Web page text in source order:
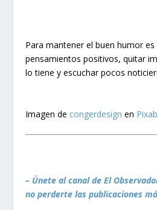
Para mantener el buen humor
pensamientos positivos, quitar
lo tiene y escuchar pocos
Imagen de congerdesign en
– Únete al canal de El
no perderte las publicaciones